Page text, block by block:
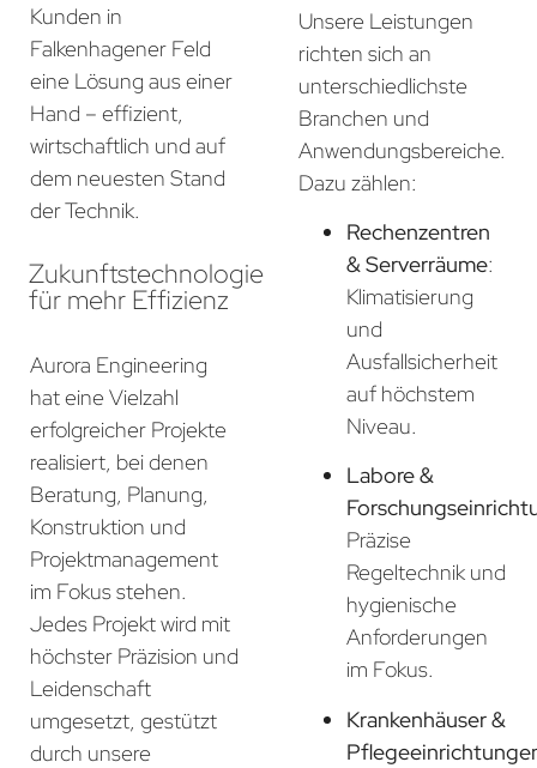
Kunden in
Falkenhagener Feld
eine Lösung aus einer
Hand – effizient,
wirtschaftlich und auf
dem neuesten Stand
der Technik.
Zukunftstechnologie
für mehr Effizienz
Aurora Engineering
hat eine Vielzahl
erfolgreicher Projekte
realisiert, bei denen
Beratung, Planung,
Konstruktion und
Projektmanagement
im Fokus stehen.
Jedes Projekt wird mit
höchster Präzision und
Leidenschaft
umgesetzt, gestützt
durch unsere
Unsere Leistungen
richten sich an
unterschiedlichste
Branchen und
Anwendungsbereiche.
Dazu zählen:
Rechenzentren
& Serverräume:
Klimatisierung
und
Ausfallsicherheit
auf höchstem
Niveau.
Labore &
Präzise
Regeltechnik und
hygienische
Anforderungen
im Fokus.
Krankenhäuser &